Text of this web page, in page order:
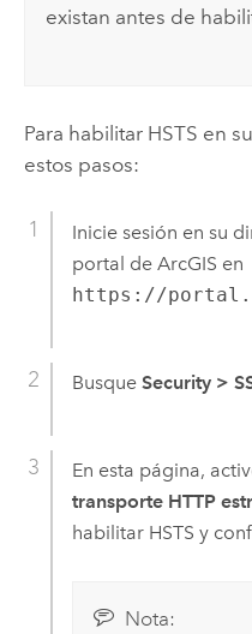
existan antes de
Para habilitar HSTS en
estos pasos:
Inicie sesión en su
portal de ArcGIS en
https://
Busque Security >
En esta página,
transporte HTTP
habilitar HSTS y
Nota: